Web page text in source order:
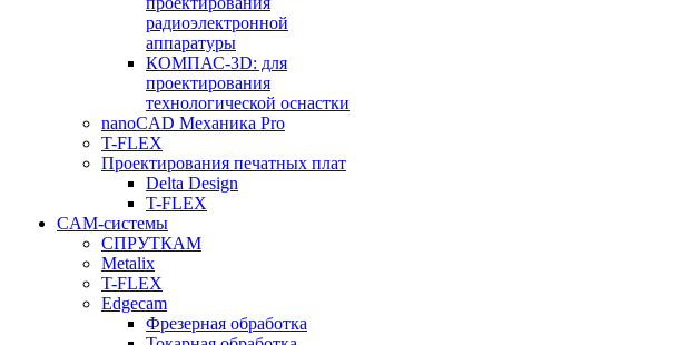
радиоэлектронной
аппаратуры
КОМПАС-3D: для
проектирования
технологической оснастки
nanoCAD Механика Pro
T-FLEX
Проектирования печатных плат
Delta Design
T-FLEX
CAM-системы
СПРУТКAM
Metalix
T-FLEX
Edgecam
Фрезерная обработка